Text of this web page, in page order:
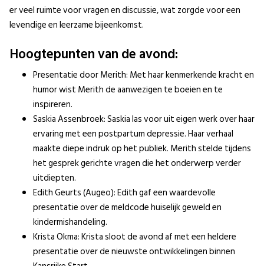
er veel ruimte voor vragen en discussie, wat zorgde voor een
levendige en leerzame bijeenkomst.
Hoogtepunten van de avond:
Presentatie door Merith: Met haar kenmerkende kracht en
humor wist Merith de aanwezigen te boeien en te
inspireren.
Saskia Assenbroek: Saskia las voor uit eigen werk over haar
ervaring met een postpartum depressie. Haar verhaal
maakte diepe indruk op het publiek. Merith stelde tijdens
het gesprek gerichte vragen die het onderwerp verder
uitdiepten.
Edith Geurts (Augeo): Edith gaf een waardevolle
presentatie over de meldcode huiselijk geweld en
kindermishandeling.
Krista Okma: Krista sloot de avond af met een heldere
presentatie over de nieuwste ontwikkelingen binnen